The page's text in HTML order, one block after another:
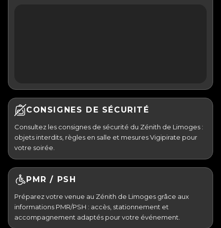
CONSIGNES DE SÉCURITÉ
Consultez les consignes de sécurité du Zénith de Limoges :
objets interdits, règles en salle et mesures Vigipirate pour
votre soirée.
PMR / PSH
Préparez votre venue au Zénith de Limoges grâce aux
informations PMR/PSH : accès, stationnement et
accompagnement adaptés pour votre événement.